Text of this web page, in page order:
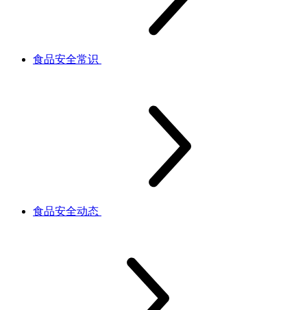
食品安全常识
食品安全动态